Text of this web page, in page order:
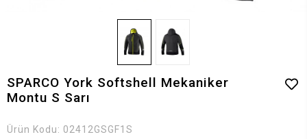
SPARCO York Softshell Mekaniker
Montu S Sarı
Ürün Kodu: 02412GSGF1S